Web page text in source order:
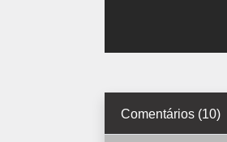
Comentários (10)